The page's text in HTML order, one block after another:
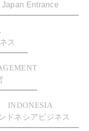
Japan Entrance
ス
INDONESIA
ドネシアビジネス